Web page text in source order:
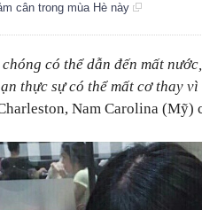
cân trong mùa Hè này
có thể dẫn đến mất
thực sự có thể mất cơ thay vì
Nam Carolina (Mỹ)